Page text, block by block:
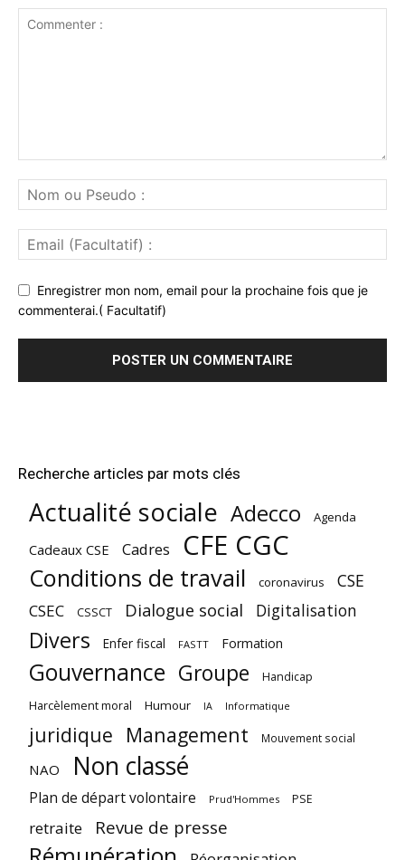
Enregistrer mon nom, email pour la prochaine fois que je
commenterai.( Facultatif)
Recherche articles par mots clés
Actualité sociale Adecco Agenda
Cadeaux CSE Cadres CFE CGC
Conditions de travail coronavirus CSE
CSEC CSSCT Dialogue social Digitalisation
Divers Enfer fiscal FASTT Formation
Gouvernance Groupe Handicap
Harcèlement moral Humour IA Informatique
juridique Management Mouvement social
NAO Non classé
Plan de départ volontaire Prud'Hommes PSE
retraite Revue de presse